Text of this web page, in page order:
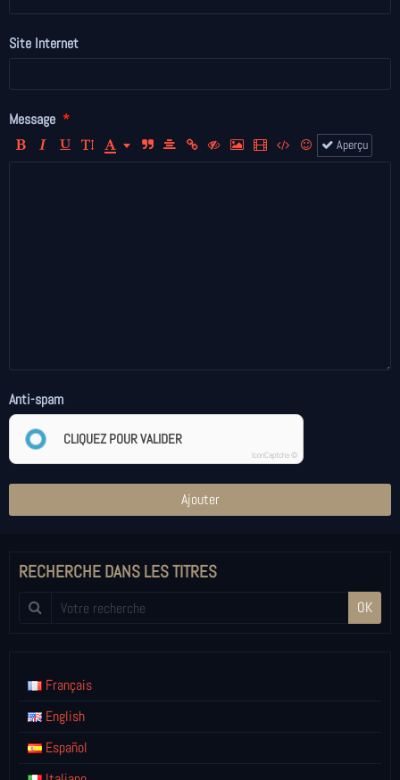
Site Internet
Message
Aperçu
Anti-spam
CLIQUEZ POUR VALIDER
IconCaptcha ©
Ajouter
RECHERCHE DANS LES TITRES
OK
Français
English
Español